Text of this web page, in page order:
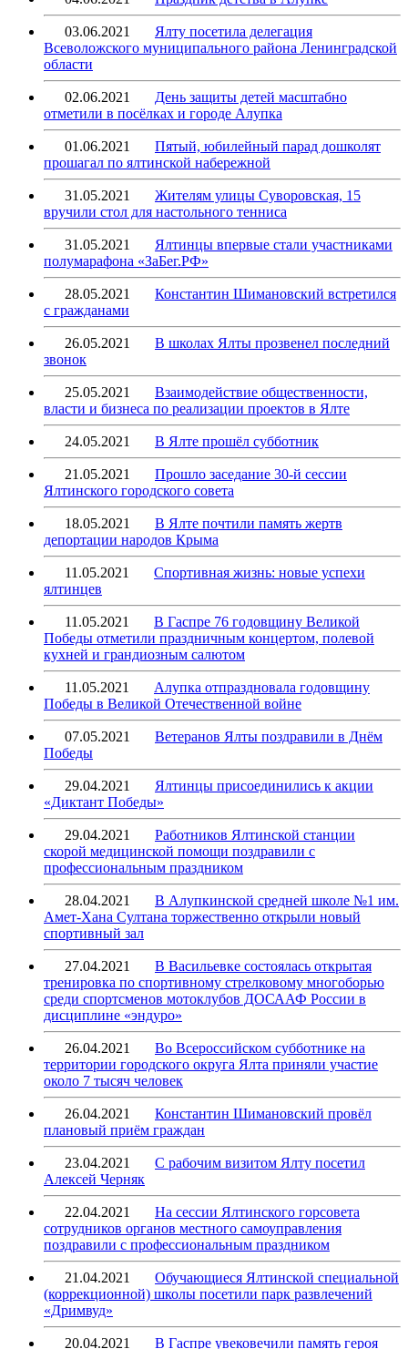
03.06.2021
Ялту посетила делегация
Всеволожского муниципального района Ленинградской
области
02.06.2021
День защиты детей масштабно
отметили в посёлках и городе Алупка
01.06.2021
Пятый, юбилейный парад дошколят
прошагал по ялтинской набережной
31.05.2021
Жителям улицы Суворовская, 15
вручили стол для настольного тенниса
31.05.2021
Ялтинцы впервые стали участниками
полумарафона «ЗаБег.РФ»
28.05.2021
Константин Шимановский встретился
с гражданами
26.05.2021
В школах Ялты прозвенел последний
звонок
25.05.2021
Взаимодействие общественности,
власти и бизнеса по реализации проектов в Ялте
24.05.2021 В Ялте прошёл субботник
21.05.2021
Прошло заседание 30-й сессии
Ялтинского городского совета
18.05.2021
В Ялте почтили память жертв
депортации народов Крыма
11.05.2021
Спортивная жизнь: новые успехи
ялтинцев
11.05.2021
В Гаспре 76 годовщину Великой
Победы отметили праздничным концертом, полевой
кухней и грандиозным салютом
11.05.2021
Алупка отпраздновала годовщину
Победы в Великой Отечественной войне
07.05.2021
Ветеранов Ялты поздравили в Днём
Победы
29.04.2021
Ялтинцы присоединились к акции
«Диктант Победы»
29.04.2021
Работников Ялтинской станции
скорой медицинской помощи поздравили с
профессиональным праздником
28.04.2021
В Алупкинской средней школе №1 им.
Амет-Хана Султана торжественно открыли новый
спортивный зал
27.04.2021
В Васильевке состоялась открытая
тренировка по спортивному стрелковому многоборью
среди спортсменов мотоклубов ДОСААФ России в
дисциплине «эндуро»
26.04.2021
Во Всероссийском субботнике на
территории городского округа Ялта приняли участие
около 7 тысяч человек
26.04.2021
Константин Шимановский провёл
плановый приём граждан
23.04.2021
С рабочим визитом Ялту посетил
Алексей Черняк
22.04.2021
На сессии Ялтинского горсовета
сотрудников органов местного самоуправления
поздравили с профессиональным праздником
21.04.2021
Обучающиеся Ялтинской специальной
(коррекционной) школы посетили парк развлечений
«Дримвуд»
20.04.2021 В Гаспре увековечили память героя